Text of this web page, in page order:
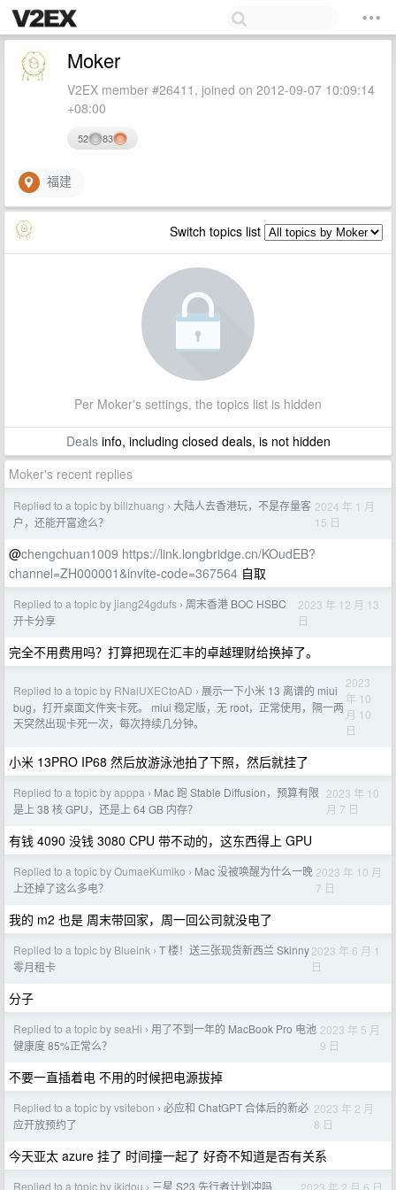
Moker
V2EX member #26411, joined on 2012-09-07 10:09:14
+08:00
52 83
福建
Switch topics list
Per Moker's settings, the topics list is hidden
Dealsinfo, including closed deals, is not hidden
Moker's recent replies
Replied to a topic by billzhuang › 大陆人去香港玩，不是存量客
户，还能开富途么？
2024 年 1 月
15 日
@chengchuan1009 https://link.longbridge.cn/KOudEB?
channel=ZH000001&invite-code=367564 自取
Replied to a topic by jiang24gdufs › 周末香港 BOC HSBC
开卡分享
2023 年 12 月 13
日
完全不用费用吗？打算把现在汇丰的卓越理财给换掉了。
Replied to a topic by RNalUXECtoAD › 展示一下小米 13 离谱的 miui
bug，打开桌面文件夹卡死。 miui 稳定版，无 root，正常使用，隔一两
天突然出现卡死一次，每次持续几分钟。
2023
年 10
月 10
日
小米 13PRO IP68 然后放游泳池拍了下照，然后就挂了
Replied to a topic by apppa › Mac 跑 Stable Diffusion，预算有限
是上 38 核 GPU，还是上 64 GB 内存？
2023 年 10
月 7 日
有钱 4090 没钱 3080 CPU 带不动的，这东西得上 GPU
Replied to a topic by OumaeKumiko › Mac 没被唤醒为什么一晚
上还掉了这么多电？
2023 年 10 月
7 日
我的 m2 也是 周末带回家，周一回公司就没电了
Replied to a topic by Blueink › T 楼！送三张现货新西兰 Skinny
零月租卡
2023 年 6 月 1
日
分子
Replied to a topic by seaHi › 用了不到一年的 MacBook Pro 电池
健康度 85%正常么？
2023 年 5 月
9 日
不要一直插着电 不用的时候把电源拔掉
Replied to a topic by vsitebon › 必应和 ChatGPT 合体后的新必
应开放预约了
2023 年 2 月
8 日
今天亚太 azure 挂了 时间撞一起了 好奇不知道是否有关系
Replied to a topic by ikidou › 三星 S23 先行者计划冲吗 2023 年 2 月 6 日